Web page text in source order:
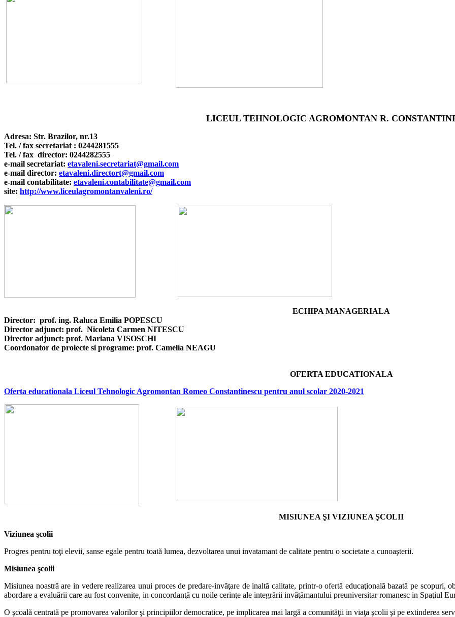
LICEUL TEHNOLOGIC AGROMONTAN R.
Adresa: Str. Brazilor, nr.13
Tel. / fax secretariat : 0244281555
Tel. / fax director: 0244282555
e-mail secretariat: etavaleni.secretariat@gmail.com
e-mail director: etavaleni.directort@gmail.com
e-mail contabilitate: etavaleni.contabilitate@gmail.com
site: http://www.liceulagromontanvaleni.ro/
ECHIPA MANAGERIALA
Director: prof. ing. Raluca Emilia POPESCU
Director adjunct: prof. Nicoleta Carmen NITESCU
Director adjunct: prof. Mariana VISOSCHI
Coordonator de proiecte si programe: prof. Camelia NEAGU
OFERTA EDUCATIONALA
Oferta educationala Liceul Tehnologic Agromontan Romeo Constantinescu pentru anul scolar 2020-2021
MISIUNEA ŞI VIZIUNEA ŞCOLII
Viziunea şcolii
Progres pentru toţi elevii, sanse egale pentru toată lumea, dezvoltarea unui invatamant de calitate pentru o societate a cunoaşterii.
Misiunea şcolii
Misiunea noastră are in vedere realizarea unui proces de predare-invăţare deinaltă calitate, printr-o ofertă educaţională bazată pe scopuri,
abordare a evaluării care au fost convenite, in concordanţă cu noile cerinţe ale integrării invăţămantului preuniversitar romanesc in Spaţiul
O şcoală centrată pe promovarea valorilor şi principiilor democratice, pe implicarea mai largă a comunităţii in viaţa şcolii şi pe extinderea